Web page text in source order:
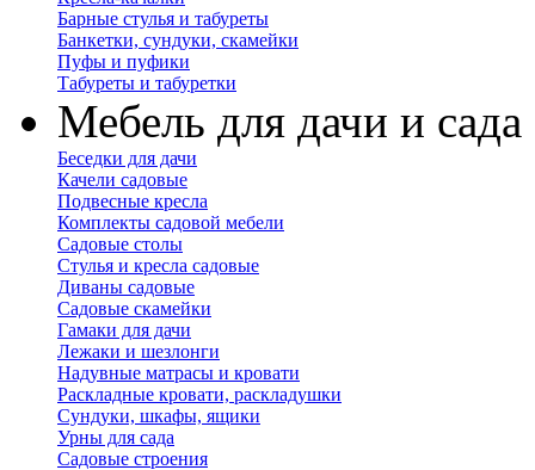
Барные стулья и табуреты
Банкетки, сундуки, скамейки
Пуфы и пуфики
Табуреты и табуретки
Мебель для дачи и сада
Беседки для дачи
Качели садовые
Подвесные кресла
Комплекты садовой мебели
Садовые столы
Стулья и кресла садовые
Диваны садовые
Садовые скамейки
Гамаки для дачи
Лежаки и шезлонги
Надувные матрасы и кровати
Раскладные кровати, раскладушки
Сундуки, шкафы, ящики
Урны для сада
Садовые строения